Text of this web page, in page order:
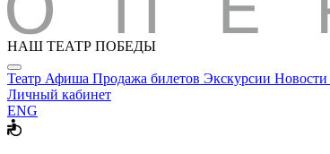
НАШ ТЕАТР ПОБЕДЫ
Театр Афиша Продажа билетов Экскурсии Новости
Личный кабинет
ENG